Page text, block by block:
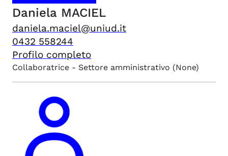
Daniela MACIEL
daniela.maciel@uniud.it
0432 558244
Profilo completo
Collaboratrice - Settore amministrativo (None)